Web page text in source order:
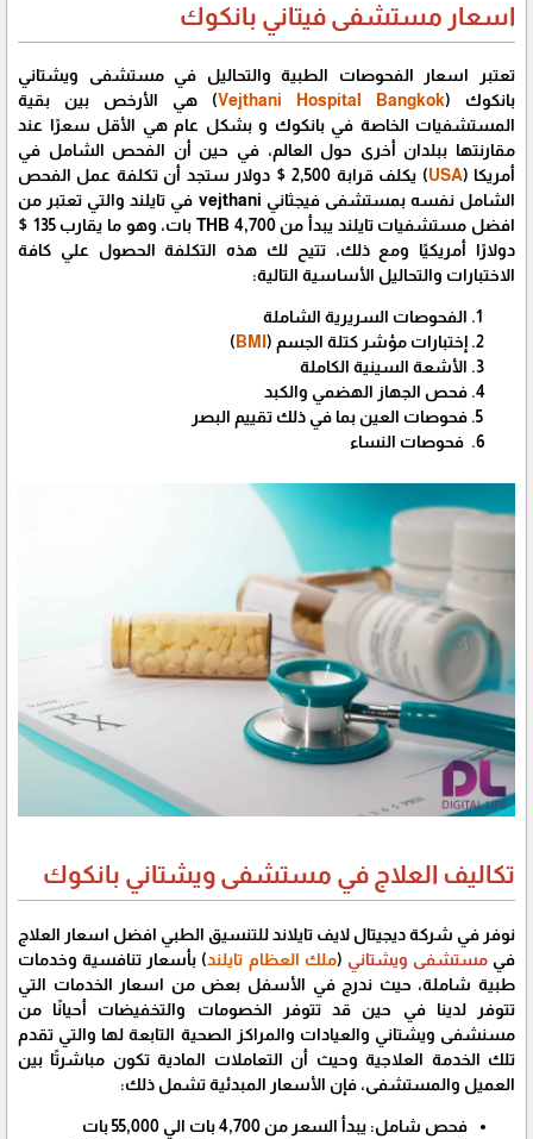
اسعار مستشفى فيتاني بانكوك
تعتبر اسعار الفحوصات الطبية والتحاليل في مستشفى ويشتاني
بانكوك (Vejthani Hospital Bangkok) هي الأرخص بين بقية
المستشفيات الخاصة في بانكوك و بشكل عام هي الأقل سعرًا عند
مقارنتها ببلدان أخرى حول العالم، في حين أن الفحص الشامل في
أمريكا (USA
) يكلف قرابة 2,500 $ دولار ستجد أن تكلفة عمل الفحص
الشامل نفسه بمستشفى فيجثاني vejthani في تايلند والتي تعتبر من
افضل مستشفيات تايلند يبدأ من 4,700 THB بات، وهو ما يقارب 135 $
دولارًا أمريكيًا ومع ذلك، تتيح لك هذه التكلفة الحصول علي كافة
الاختبارات والتحاليل الأساسية التالية:
الفحوصات السريرية الشاملة
إختبارات مؤشر كتلة الجسم ( BMI
)
الأشعة السينية الكاملة
فحص الجهاز الهضمي والكبد
فحوصات العين بما في ذلك تقييم البصر
فحوصات النساء
تكاليف العلاج في مستشفى ويشتاني بانكوك
نوفر في شركة ديجيتال لايف تايلاند للتنسيق الطبي افضل اسعار العلاج
فيمستشفى ويشتاني (ملك العظام تايلند) بأسعار تنافسية وخدمات
طبية شاملة، حيث ندرج في الأسفل بعض من اسعار الخدمات التي
تتوفر لدينا في حين قد تتوفر الخصومات والتخفيضات أحيانًا من
مسنشفى ويشتاني والعيادات والمراكز الصحية التابعة لها والتي تقدم
تلك الخدمة العلاجية وحيث أن التعاملات المادية تكون مباشرتًا بين
العميل والمستشفى، فإن الأسعار المبدئية تشمل ذلك:
فحص شامل: يبدأ السعر من 4,700 بات الي 55,000 بات